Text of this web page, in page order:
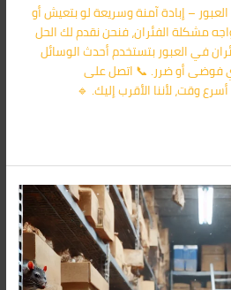
– إبادة آمنة وسريعة لو بتعيش أو
مشكلة الفئران، فنحن نقدم لك الحل
في العبور بتستخدم أحدث الوسائل
أي فوضى أو ضرر. 📞 اتصل على